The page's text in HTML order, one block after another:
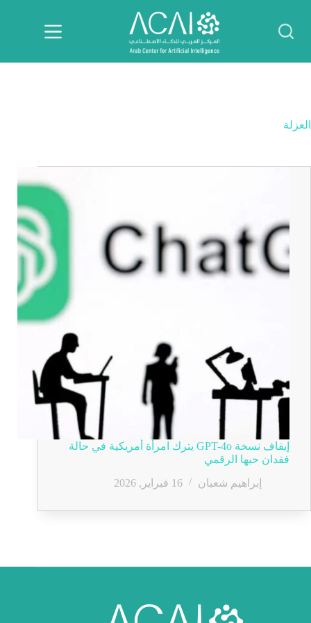
المحتوى
العزلة
إيقاف نسخة GPT-4o يترك امرأة أمريكية في حالة
فقدان حبها الرقمي
إبراهيم شعبان
16 فبراير, 2026